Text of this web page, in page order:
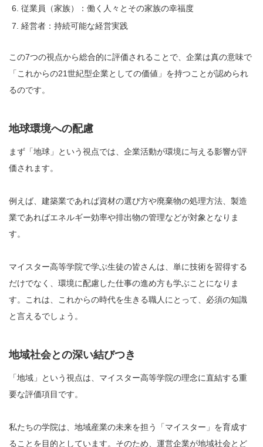
従業員（家族）：働く人々とその家族の幸福度
経営者：持続可能な経営実践
この7つの視点から総合的に評価されることで、企業は真の意味で
「これからの21世紀型企業としての価値」を持つことが認められ
るのです。
地球環境への配慮
まず「地球」という視点では、企業活動が環境に与える影響が評
価されます。
例えば、建築業であれば資材の選び方や廃棄物の処理方法、製造
業であればエネルギー効率や排出物の管理などが対象となりま
す。
マイスター高等学院で学ぶ生徒の皆さんは、単に技術を習得する
だけでなく、環境に配慮した仕事の進め方も学ぶことになりま
す。これは、これからの時代を生きる職人にとって、必須の知識
と言えるでしょう。
地域社会との深い結びつき
「地域」という視点は、マイスター高等学院の理念に直結する重
要な評価項目です。
私たちの学院は、地域産業の未来を担う「マイスター」を育成す
ることを目的としています。そのため、運営企業が地域社会とど